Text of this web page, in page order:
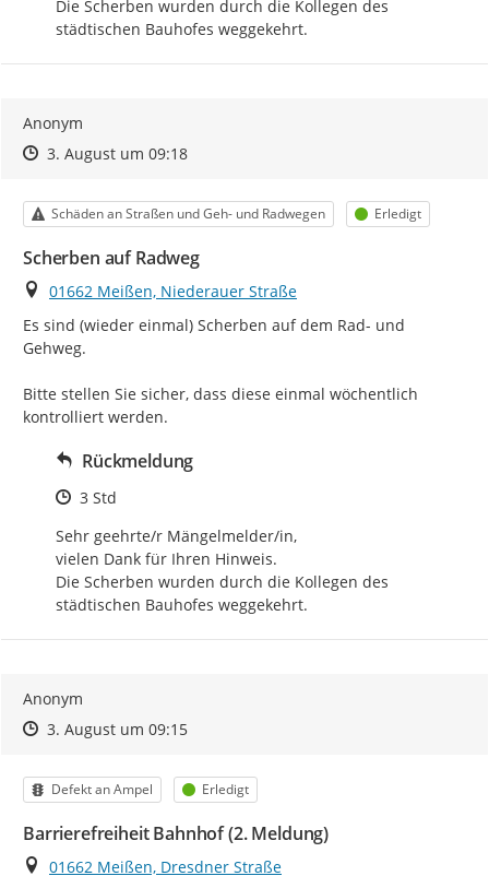
Die Scherben wurden durch die Kollegen des
städtischen Bauhofes weggekehrt.
Anonym
Zeitpunkt des Erstellens
Zeitpunkt des Erstellens
3. August um 09:18Zur Äußerung
Kategorie
Schäden an Straßen und Geh- und Radwegen Status
Erledigt
Scherben auf Radweg
Ort
01662 Meißen, Niederauer Straße
Es sind (wieder einmal) Scherben auf dem Rad- und
Gehweg.
Bitte stellen Sie sicher, dass diese einmal wöchentlich
kontrolliert werden.
Rückmeldung
Zeitpunkt des Erstellens
3 Std
Sehr geehrte/r Mängelmelder/in,
vielen Dank für Ihren Hinweis.
Die Scherben wurden durch die Kollegen des
städtischen Bauhofes weggekehrt.
Anonym
Zeitpunkt des Erstellens
Zeitpunkt des Erstellens
3. August um 09:15Zur Äußerung
Kategorie
Defekt an Ampel Status
Erledigt
Barrierefreiheit Bahnhof (2. Meldung)
Ort
01662 Meißen, Dresdner Straße